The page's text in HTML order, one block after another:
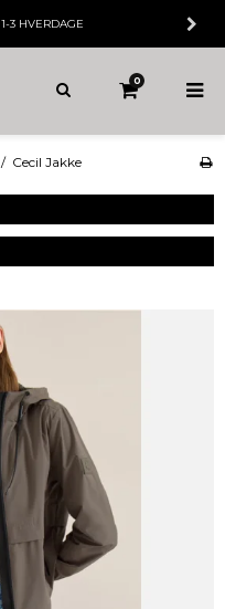
1-3 HVERDAGE
0
/ Cecil Jakke